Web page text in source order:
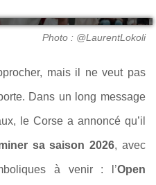
Photo : @LaurentLokoli
mais il ne veut pas
Dans un long message
le Corse a annoncé qu’il
sa saison 2026, avec
à venir : l’Open